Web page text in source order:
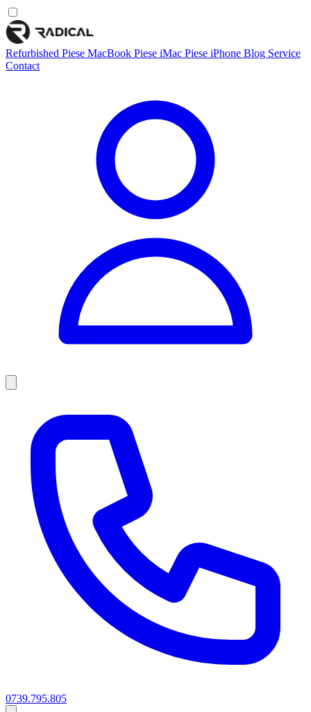
Refurbished Piese MacBook Piese iMac Piese iPhone Blog Service
Contact
0739.795.805